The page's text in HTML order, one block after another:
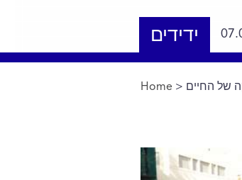
ידידים
You are here
Home > של החיים